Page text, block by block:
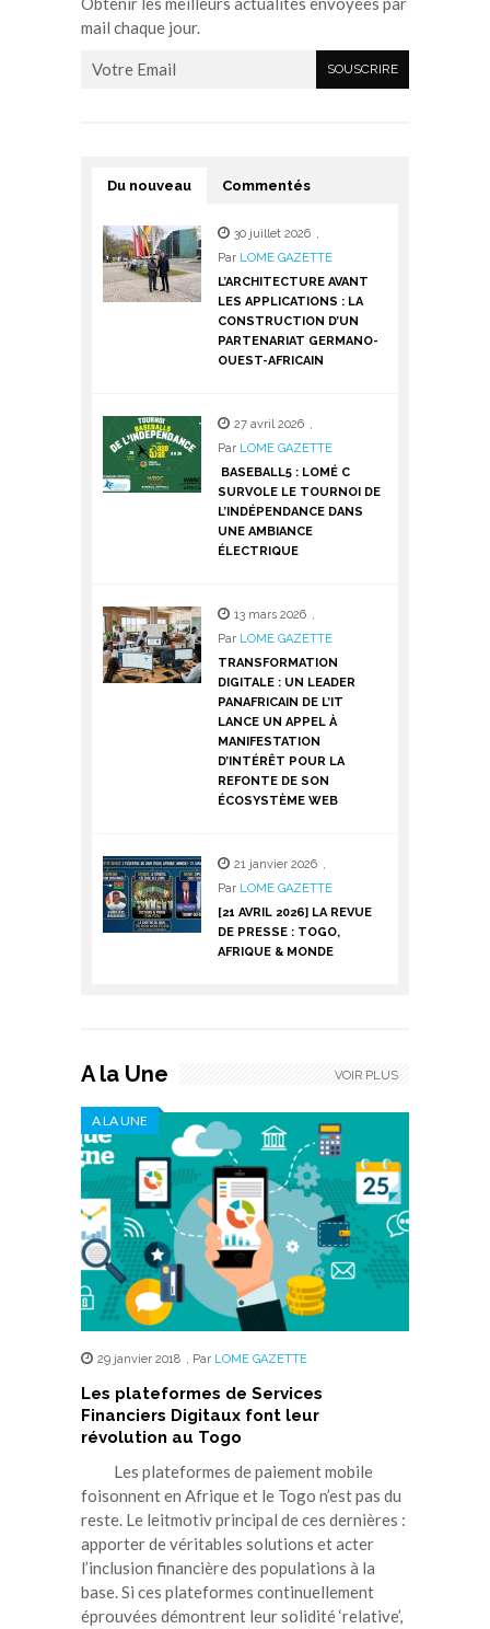
mail chaque jour.
Du nouveau Commentés
30 juillet 2026 ,
Par LOME GAZETTE
L’ARCHITECTURE AVANT
LES APPLICATIONS : LA
CONSTRUCTION D’UN
PARTENARIAT GERMANO-
OUEST-AFRICAIN
27 avril 2026 ,
Par LOME GAZETTE
BASEBALL5 : LOMÉ C
SURVOLE LE TOURNOI DE
L’INDÉPENDANCE DANS
UNE AMBIANCE
ÉLECTRIQUE
13 mars 2026 ,
Par LOME GAZETTE
TRANSFORMATION
DIGITALE : UN LEADER
PANAFRICAIN DE L’IT
LANCE UN APPEL À
MANIFESTATION
D’INTÉRÊT POUR LA
REFONTE DE SON
ÉCOSYSTÈME WEB
21 janvier 2026 ,
Par LOME GAZETTE
[21 AVRIL 2026] LA REVUE
DE PRESSE : TOGO,
AFRIQUE & MONDE
A la Une
A LA UNE
29 janvier 2018 , Par LOME GAZETTE
Les plateformes de Services
Financiers Digitaux font leur
révolution au Togo
Les plateformes de paiement mobile
foisonnent en Afrique et le Togo n’est pas du
reste. Le leitmotiv principal de ces dernières :
apporter de véritables solutions et acter
l’inclusion financière des populations à la
base. Si ces plateformes continuellement
éprouvées démontrent leur solidité ‘relative’,
VOIR PLUS